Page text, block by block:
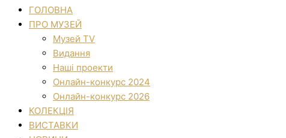
ГОЛОВНА
ПРО МУЗЕЙ
Музей TV
Видання
Наші проекти
Онлайн-конкурс 2024
Онлайн-конкурс 2026
КОЛЕКЦІЯ
ВИСТАВКИ